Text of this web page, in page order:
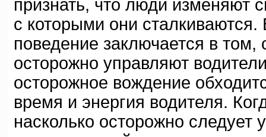
признать, что люди изменяют
с которыми они
поведение заключается в том,
осторожно управляют
осторожное вождение
время и энергия водителя.
насколько осторожно следует